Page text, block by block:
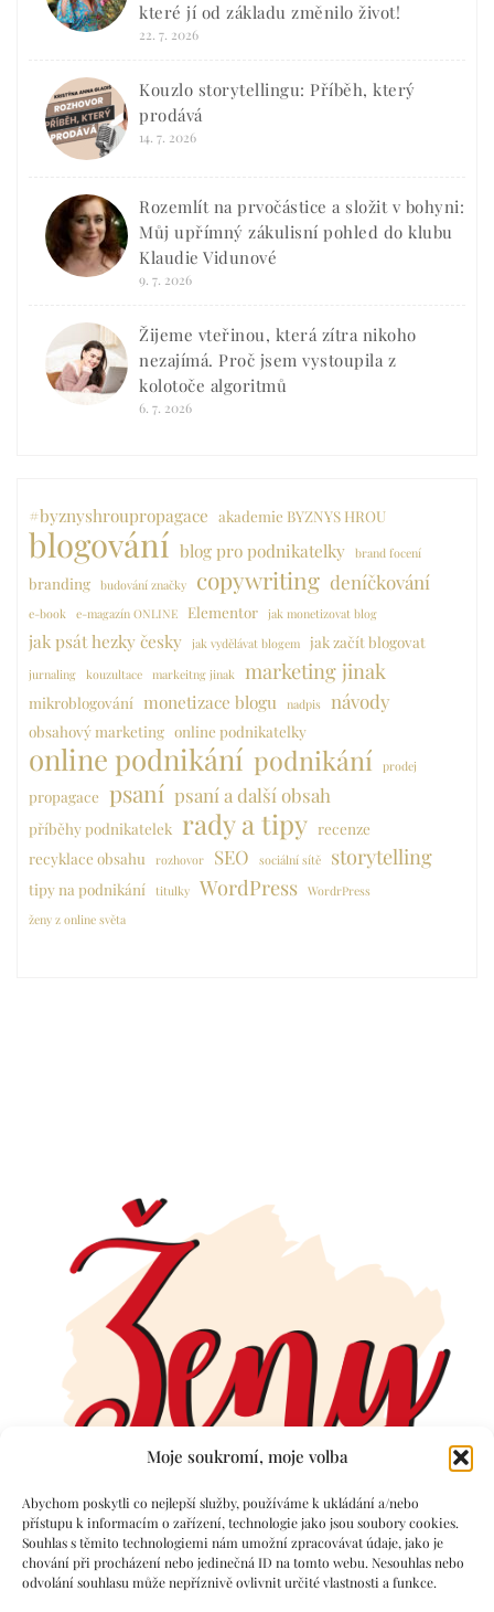
Moje soukromí, moje volba
Abychom poskytli co nejlepší služby, používáme k ukládání a/nebo
přístupu k informacím o zařízení, technologie jako jsou soubory cookies.
Souhlas s těmito technologiemi nám umožní zpracovávat údaje, jako je
chování při procházení nebo jedinečná ID na tomto webu. Nesouhlas nebo
odvolání souhlasu může nepříznivě ovlivnit určité vlastnosti a funkce.
které jí od základu změnilo život!
22. 7. 2026
Kouzlo storytellingu: Příběh, který
prodává
14. 7. 2026
Rozemlít na prvočástice a složit v bohyni:
Můj upřímný zákulisní pohled do klubu
Klaudie Vidunové
9. 7. 2026
Žijeme vteřinou, která zítra nikoho
nezajímá. Proč jsem vystoupila z
kolotoče algoritmů
6. 7. 2026
#byznyshroupropagace akademie BYZNYS HROU
blogování blog pro podnikatelky brand focení
branding budování značky copywriting deníčkování
e-book e-magazín ONLINE Elementor jak monetizovat blog
jak psát hezky česky jak vydělávat blogem jak začít blogovat
jurnaling kouzultace markeitng jinak marketing jinak
mikroblogování monetizace blogu nadpis návody
obsahový marketing online podnikatelky
online podnikání podnikání prodej
propagace psaní psaní a další obsah
příběhy podnikatelek rady a tipy recenze
recyklace obsahu
rozhovor SEO sociální sítě storytelling
tipy na podnikání titulky WordPress WordrPress
ženy z online světa